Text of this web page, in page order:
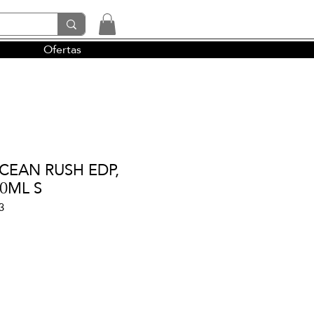
y la perfumería árabe
Ofertas
RUSH EDP,
S